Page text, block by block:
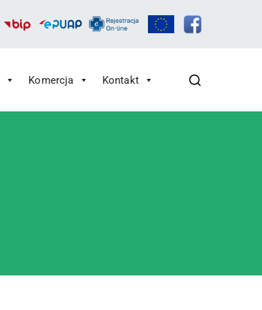
Komercja Kontakt